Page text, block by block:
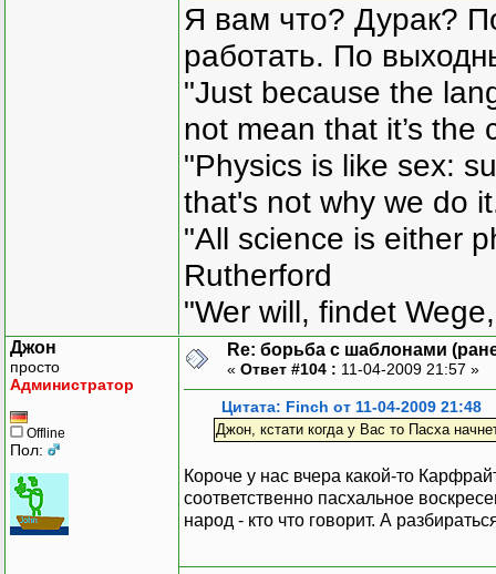
Я вам что? Дурак?
работать. По
"Just because the
not mean that it’s the
"Physics is like sex:
that's not why we do
"All science is either
Rutherford
"Wer will, findet
Джон
просто
Администратор
Offline
Пол:
Re: борьба с шаблонами
« Ответ #104 : 11-04-2009 21:57 »
Цитата: Finch от 11-04-2009 21:48
Джон, кстати когда у Вас то Пасха
Короче у нас вчера какой-то
соответственно пасхальное
народ - кто что говорит. А